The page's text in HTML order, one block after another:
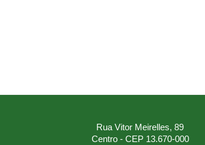
Rua Vitor Meirelles, 89
Centro - CEP 13.670-000